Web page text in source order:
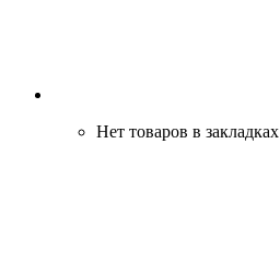
Нет товаров в закладках